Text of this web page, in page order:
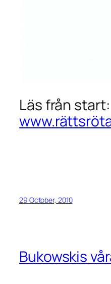
Läs från start:
29 October, 2010
Bukowskis